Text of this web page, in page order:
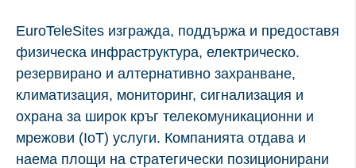
EuroTeleSites изгражда, поддържа и предоставя
физическа инфраструктура, електрическо.
резервирано и алтернативно захранване,
климатизация, мониторинг, сигнализация и
охрана за широк кръг телекомуникационни и
мрежови (IoT) услуги. Компанията отдава и
наема площи на стратегически позиционирани
Необходими бисквитки:
име: gdpr
доставчик: INFINUM
цел: Определя дали посетителят е приел
полето за съгласие за бисквитки. Това
гарантира, че полето за съгласие за бисквитки